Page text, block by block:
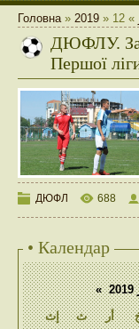
Головна» 2019 » »
12
ДЮФЛУ.
Першої
ДЮФЛ 688
• Календар
«
إث
ث أر